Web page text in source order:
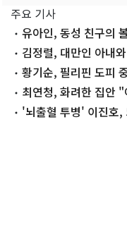
주요 기사
유아인, 동성 친구의
주얼김정렬, 대만인 아내
끊어"
황기순, 필리핀 도피
원"최연청, 화려한 집안
표·국회의원도"
'뇌출혈 투병' 이진호,